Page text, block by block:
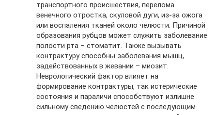
транспортного происшествия, перелома
венечного отростка, скуловой дуги, из-за ожога
или воспаления тканей около челюсти. Причиной
образования рубцов может служить заболевание
полости рта – стоматит. Также вызывать
контрактуру способны заболевания мышц,
задействованных в жевании – миозит.
Неврологический фактор влияет на
формирование контрактуры, так истерические
состояния и параличи способствуют излишне
сильному сведению челюстей с последующим